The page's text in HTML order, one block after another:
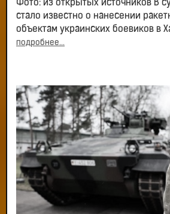
Фото: из открытых источников В
стало известно о нанесении
объектам украинских боевиков в
подробнее...